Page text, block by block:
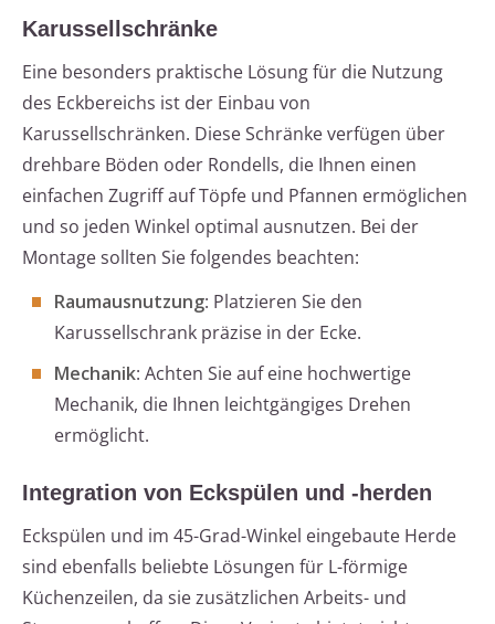
Karussellschränke
Eine besonders praktische Lösung für die Nutzung
des Eckbereichs ist der Einbau von
Karussellschränken. Diese Schränke verfügen über
drehbare Böden oder Rondells, die Ihnen einen
einfachen Zugriff auf Töpfe und Pfannen ermöglichen
und so jeden Winkel optimal ausnutzen. Bei der
Montage sollten Sie folgendes beachten:
Raumausnutzung: Platzieren Sie den
Karussellschrank präzise in der Ecke.
Mechanik: Achten Sie auf eine hochwertige
Mechanik, die Ihnen leichtgängiges Drehen
ermöglicht.
Integration von Eckspülen und -herden
Eckspülen und im 45-Grad-Winkel eingebaute Herde
sind ebenfalls beliebte Lösungen für L-förmige
Küchenzeilen, da sie zusätzlichen Arbeits- und